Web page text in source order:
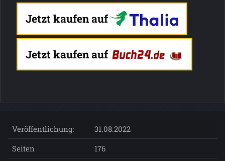
Jetzt kaufen auf
Jetzt kaufen auf
Veröffentlichung:
31.08.2022
Seiten
176